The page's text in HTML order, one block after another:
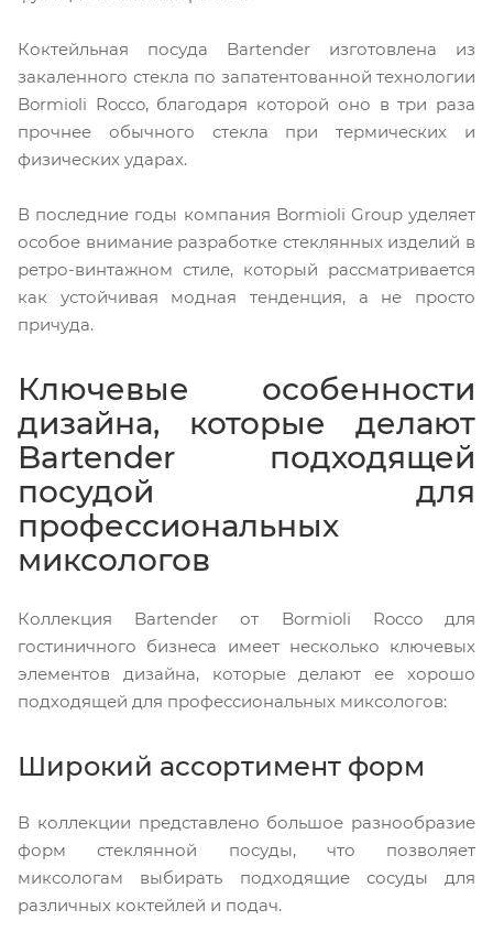
Коктейльная посуда Bartender изготовлена из
закаленного стекла по запатентованной технологии
Bormioli Rocco, благодаря которой оно в три раза
прочнее обычного стекла при термических и
физических ударах.
В последние годы компания Bormioli Group уделяет
особое внимание разработке стеклянных изделий в
ретро-винтажном стиле, который рассматривается
как устойчивая модная тенденция, а не просто
причуда.
Ключевые особенности
дизайна, которые делают
Bartender подходящей
посудой для
профессиональных
миксологов
Коллекция Bartender от Bormioli Rocco для
гостиничного бизнеса имеет несколько ключевых
элементов дизайна, которые делают ее хорошо
подходящей для профессиональных миксологов:
Широкий ассортимент форм
В коллекции представлено большое разнообразие
форм стеклянной посуды, что позволяет
миксологам выбирать подходящие сосуды для
различных коктейлей и подач.